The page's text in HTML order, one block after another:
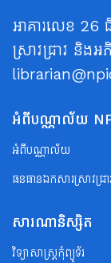
អាគារលេខ 26
ស្រាវជ្រាវ និងអ
អំពីបណ្ណាល័យ
អំពីបណ្ណាល័យ
ធនធានឯកសារស្រាវជ្រា
សារណានិស្សិត
វិទ្យាសាស្ត្រកុំព្យូទ័រ